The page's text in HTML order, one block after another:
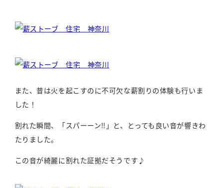
また、昔は火を起こすのに不可欠な薪割りの体験も行いま
した！
割れた瞬間、「スパーーン‼」と、とっても良い音が響きわ
たりました。
この音が綺麗に割れた証拠だそうです♪